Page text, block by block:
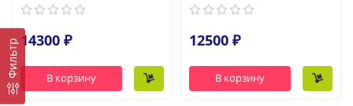
Фильтр14300 ₽
В корзину
12500 ₽
В корзину